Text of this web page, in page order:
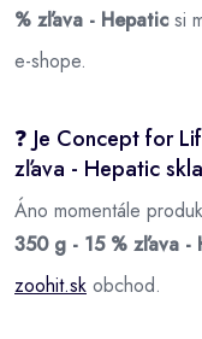
% zľava - Hepaticsi
e-shope.
❓ Je Concept for
zľava - Hepatic
Áno momentále
350 g - 15 % zľava -
zoohit.sk obchod.